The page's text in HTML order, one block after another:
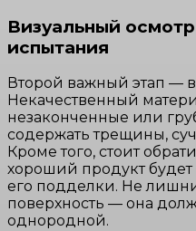
Визуальный
испытания
Второй важный этап —
Некачественный
незаконченные или
содержать трещины,
Кроме того, стоит
хороший продукт будет
его подделки. Не
поверхность — она
однородной.